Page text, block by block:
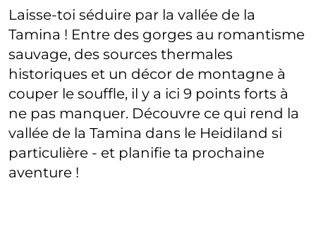
Laisse-toi séduire par la vallée de la
Tamina ! Entre des gorges au romantisme
sauvage, des sources thermales
historiques et un décor de montagne à
couper le souffle, il y a ici 9 points forts à
ne pas manquer. Découvre ce qui rend la
vallée de la Tamina dans le Heidiland si
particulière - et planifie ta prochaine
aventure !